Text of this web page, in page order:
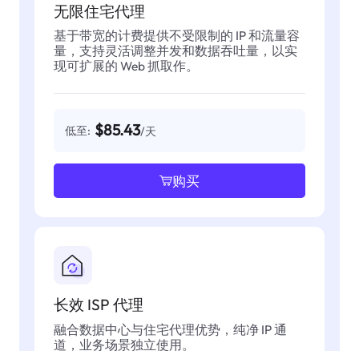
无限住宅代理
基于带宽的计费提供不受限制的 IP 和流量容
量，支持灵活调整并发和数据吞吐量，以实
现可扩展的 Web 抓取作。
低至: $85.43/天
购买
长效 ISP 代理
融合数据中心与住宅代理优势，纯净 IP 通
道，业务场景独立使用。